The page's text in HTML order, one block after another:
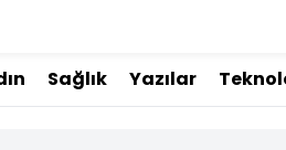
Sağlık Yazılar